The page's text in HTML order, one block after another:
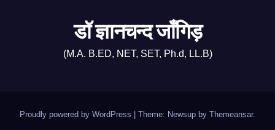
डॉ ज्ञानचन्द जाँगिड़
(M.A. B.ED, NET, SET, Ph.d, LL.B)
Proudly powered by WordPress Theme: Newsup by Themeansar.